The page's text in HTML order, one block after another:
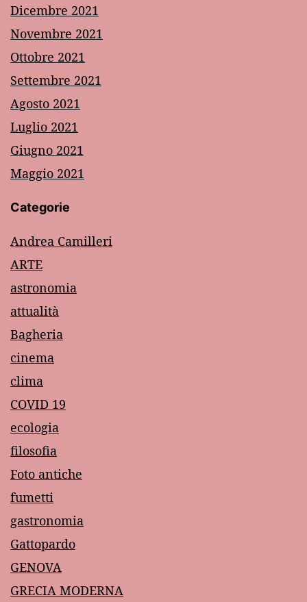
Dicembre 2021
Novembre 2021
Ottobre 2021
Settembre 2021
Agosto 2021
Luglio 2021
Giugno 2021
Maggio 2021
Categorie
Andrea Camilleri
ARTE
astronomia
attualità
Bagheria
cinema
clima
COVID 19
ecologia
filosofia
Foto antiche
fumetti
gastronomia
Gattopardo
GENOVA
GRECIA MODERNA